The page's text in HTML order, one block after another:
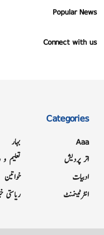
Popular News
Connect with us
Categories
Aaa
اتر پردیش
ادبیات
انٹرٹینمنٹ
بہار
تعلیم و
خواتین
ریاستی